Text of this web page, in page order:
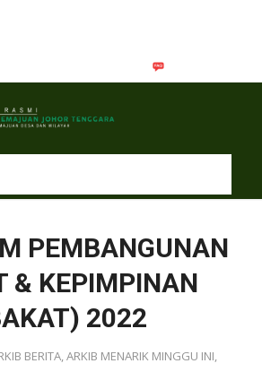
PEMBANGUNAN
& KEPIMPINAN
2022
BERITA,ARKIB MENARIK MINGGU INI,